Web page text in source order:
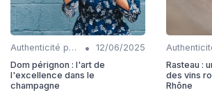
Authenticité produits •
12/06/2025
Dom pérignon : l'art de
l'excellence dans le
champagne
Rasteau :
des vins
Rhône